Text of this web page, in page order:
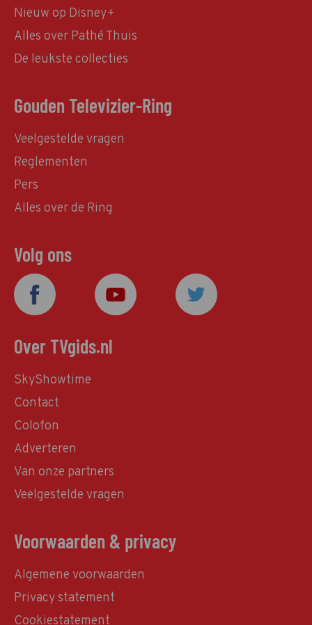
Nieuw op Disney+
Alles over Pathé Thuis
De leukste collecties
Gouden Televizier-Ring
Veelgestelde vragen
Reglementen
Pers
Alles over de Ring
Volg ons
Over TVgids.nl
SkyShowtime
Contact
Colofon
Adverteren
Van onze partners
Veelgestelde vragen
Voorwaarden & privacy
Algemene voorwaarden
Privacy statement
Cookiestatement